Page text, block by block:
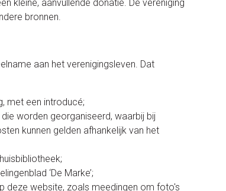
kleine, aanvullende donatie. De vereniging
bronnen.
aan het verenigingsleven. Dat
met een introducé;
worden georganiseerd, waarbij bij
kunnen gelden afhankelijk van het
‘De Marke’;
deze website, zoals meedingen om foto's